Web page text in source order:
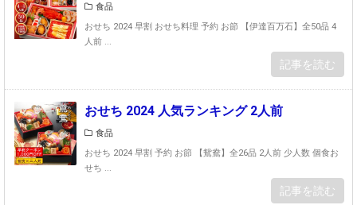
食品
おせち 2024 早割 おせち料理 予約 お節 【伊達百万石】全50品 4
人前 ...
記事を読む
おせち 2024 人気ランキング 2人前
食品
おせち 2024 早割 予約 お節 【鴛鴦】全26品 2人前 少人数 個食お
せち ...
記事を読む